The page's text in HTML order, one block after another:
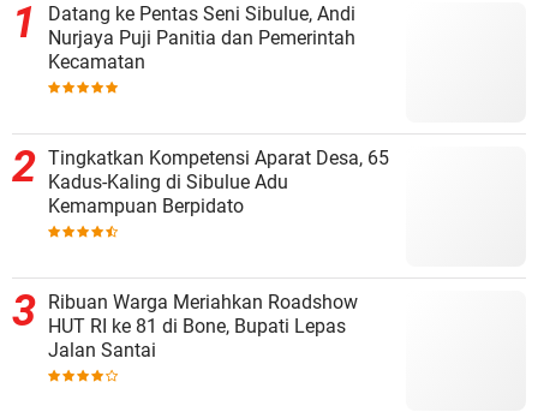
Datang ke Pentas Seni Sibulue, Andi
Nurjaya Puji Panitia dan Pemerintah
Kecamatan
Tingkatkan Kompetensi Aparat Desa, 65
Kadus-Kaling di Sibulue Adu
Kemampuan Berpidato
Ribuan Warga Meriahkan Roadshow
HUT RI ke 81 di Bone, Bupati Lepas
Jalan Santai